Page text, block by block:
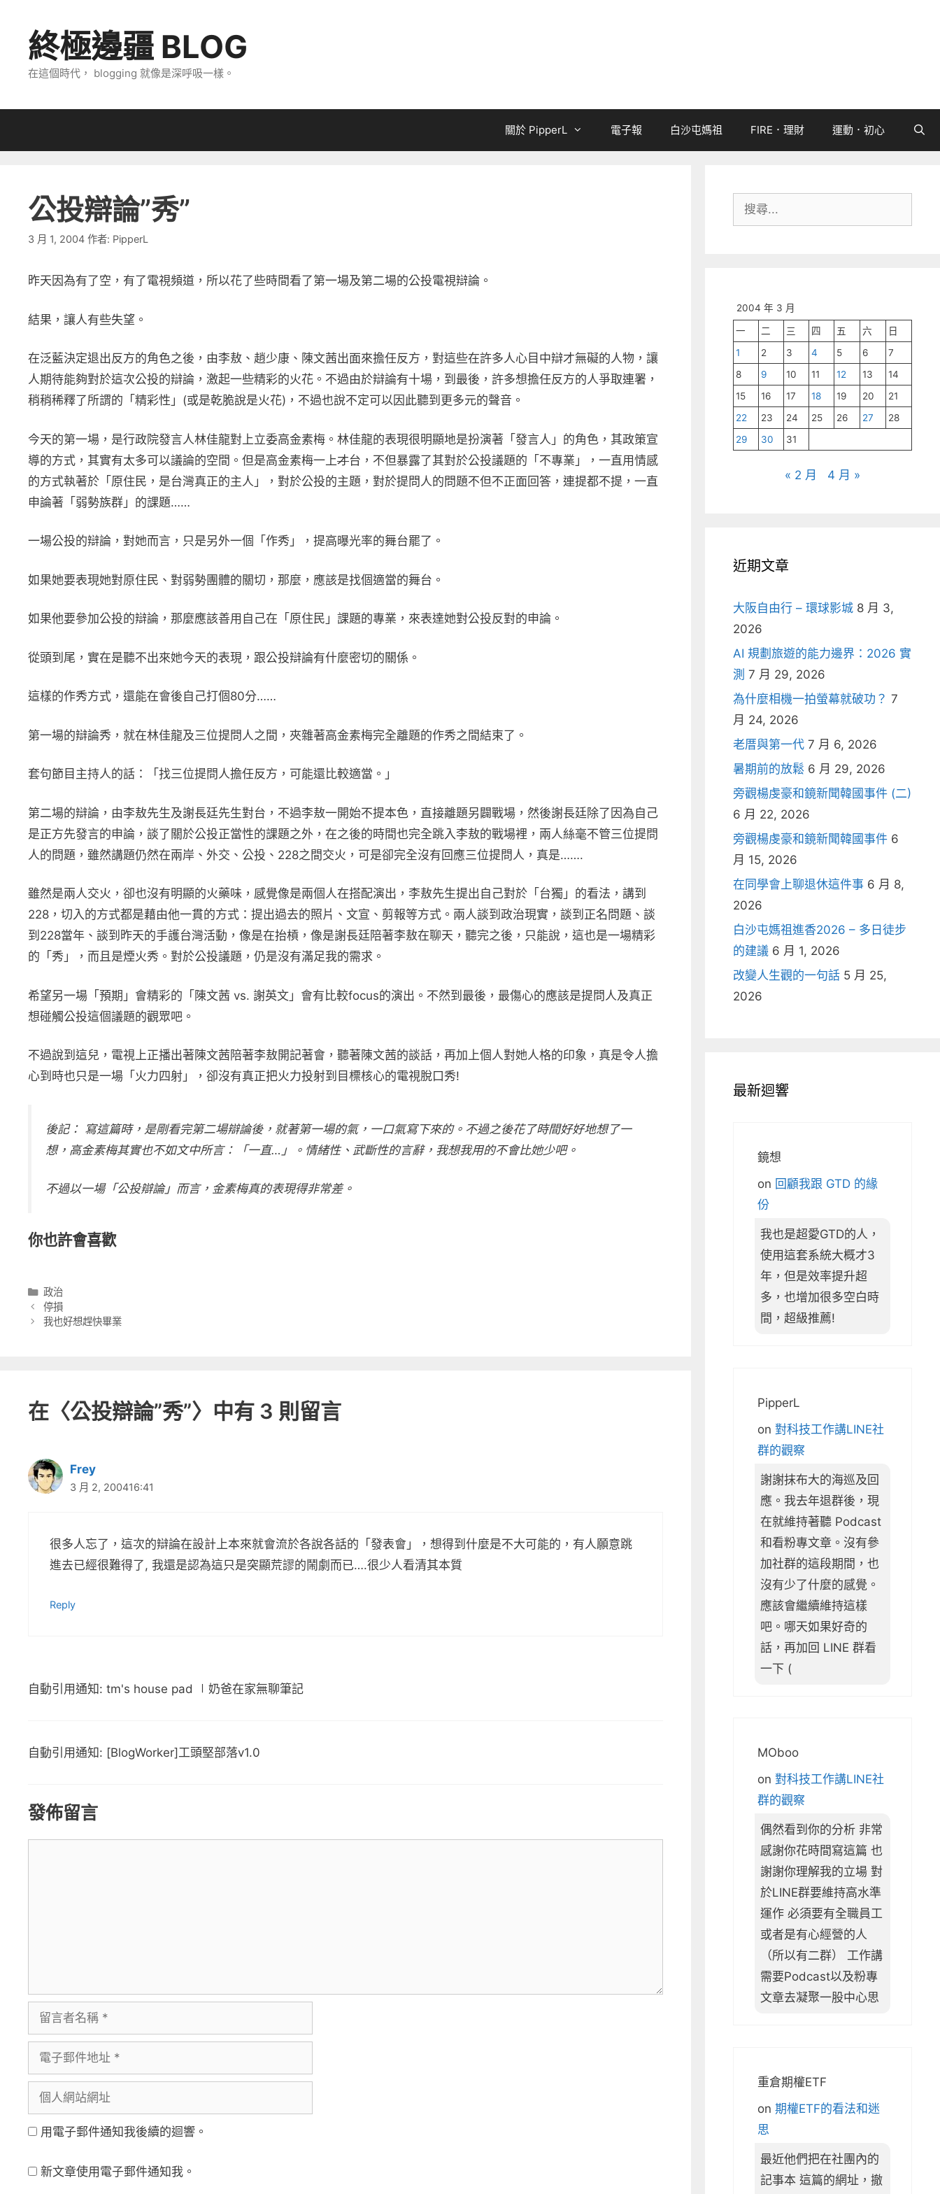
終極邊疆 BLOG
在這個時代， blogging 就像是深呼吸一樣。
關於 PipperL 電子報 白沙屯媽祖 FIRE．理財 運動．初心
公投辯論”秀”
3 月 1, 2004 作者: PipperL
昨天因為有了空，有了電視頻道，所以花了些時間看了第一場及第二場的公投電視辯論。
結果，讓人有些失望。
在泛藍決定退出反方的角色之後，由李敖、趙少康、陳文茜出面來擔任反方，對這些在許多人心目中辯才無礙的人物，讓
人期待能夠對於這次公投的辯論，激起一些精彩的火花。不過由於辯論有十場，到最後，許多想擔任反方的人爭取連署，
稍稍稀釋了所謂的「精彩性」(或是乾脆說是火花)，不過也說不定可以因此聽到更多元的聲音。
今天的第一場，是行政院發言人林佳龍對上立委高金素梅。林佳龍的表現很明顯地是扮演著「發言人」的角色，其政策宣
導的方式，其實有太多可以議論的空間。但是高金素梅一上才台，不但暴露了其對於公投議題的「不專業」，一直用情感
的方式執著於「原住民，是台灣真正的主人」，對於公投的主題，對於提問人的問題不但不正面回答，連提都不提，一直
申論著「弱勢族群」的課題……
一場公投的辯論，對她而言，只是另外一個「作秀」，提高曝光率的舞台罷了。
如果她要表現她對原住民、對弱勢團體的關切，那麼，應該是找個適當的舞台。
如果他要參加公投的辯論，那麼應該善用自己在「原住民」課題的專業，來表達她對公投反對的申論。
從頭到尾，實在是聽不出來她今天的表現，跟公投辯論有什麼密切的關係。
這樣的作秀方式，還能在會後自己打個80分……
第一場的辯論秀，就在林佳龍及三位提問人之間，夾雜著高金素梅完全離題的作秀之間結束了。
套句節目主持人的話：「找三位提問人擔任反方，可能還比較適當。」
第二場的辯論，由李敖先生及謝長廷先生對台，不過李敖一開始不提本色，直接離題另闢戰場，然後謝長廷除了因為自己
是正方先發言的申論，談了關於公投正當性的課題之外，在之後的時間也完全跳入李敖的戰場裡，兩人絲毫不管三位提問
人的問題，雖然講題仍然在兩岸、外交、公投、228之間交火，可是卻完全沒有回應三位提問人，真是…….
雖然是兩人交火，卻也沒有明顯的火藥味，感覺像是兩個人在搭配演出，李敖先生提出自己對於「台獨」的看法，講到
228，切入的方式都是藉由他一貫的方式：提出過去的照片、文宣、剪報等方式。兩人談到政治現實，談到正名問題、談
到228當年、談到昨天的手護台灣活動，像是在抬槓，像是謝長廷陪著李敖在聊天，聽完之後，只能說，這也是一場精彩
的「秀」，而且是煙火秀。對於公投議題，仍是沒有滿足我的需求。
希望另一場「預期」會精彩的「陳文茜 vs. 謝英文」會有比較focus的演出。不然到最後，最傷心的應該是提問人及真正
想碰觸公投這個議題的觀眾吧。
不過說到這兒，電視上正播出著陳文茜陪著李敖開記著會，聽著陳文茜的談話，再加上個人對她人格的印象，真是令人擔
心到時也只是一場「火力四射」，卻沒有真正把火力投射到目標核心的電視脫口秀!
後記： 寫這篇時，是剛看完第二場辯論後，就著第一場的氣，一口氣寫下來的。不過之後花了時間好好地想了一
想，高金素梅其實也不如文中所言：「一直…」。情緒性、武斷性的言辭，我想我用的不會比她少吧。
不過以一場「公投辯論」而言，金素梅真的表現得非常差。
你也許會喜歡
分
類
政治
停損
我也好想趕快畢業
在〈公投辯論”秀”〉中有 3 則留言
Frey
3 月 2, 200416:41
很多人忘了，這次的辯論在設計上本來就會流於各說各話的「發表會」，想得到什麼是不大可能的，有人願意跳
進去已經很難得了, 我還是認為這只是突顯荒謬的鬧劇而已….很少人看清其本質
Reply
自動引用通知: tm's house pad ∣奶爸在家無聊筆記
自動引用通知: [BlogWorker]工頭堅部落v1.0
發佈留言
言
名
子
件
地
人
網
網
用電子郵件通知我後續的迴響。
新文章使用電子郵件通知我。
尋:
2004 年 3 月
一 二 三 四 五 六
日
1
2 3 4 5 6
7
8
9 10 11 12 13
14
15
16 17 18 19 20
21
22
23 24 25 26 27
28
29
30 31
« 2 月 4 月 »
近期文章
大阪自由行 – 環球影城 8 月 3,
2026
AI 規劃旅遊的能力邊界：2026 實
測 7 月 29, 2026
為什麼相機一拍螢幕就破功？ 7
月 24, 2026
老厝與第一代 7 月 6, 2026
暑期前的放鬆 6 月 29, 2026
旁觀楊虔豪和鏡新聞韓國事件 (二)
6 月 22, 2026
旁觀楊虔豪和鏡新聞韓國事件 6
月 15, 2026
在同學會上聊退休這件事 6 月 8,
2026
白沙屯媽祖進香2026 – 多日徒步
的建議 6 月 1, 2026
改變人生觀的一句話 5 月 25,
2026
最新迴響
鏡想
on 回顧我跟 GTD 的緣
份
我也是超愛GTD的人，
使用這套系統大概才3
年，但是效率提升超
多，也增加很多空白時
間，超級推薦!
PipperL
on 對科技工作講LINE社
群的觀察
謝謝抹布大的海巡及回
應。我去年退群後，現
在就維持著聽 Podcast
和看粉專文章。沒有參
加社群的這段期間，也
沒有少了什麼的感覺。
應該會繼續維持這樣
吧。哪天如果好奇的
話，再加回 LINE 群看
一下 (
MOboo
on 對科技工作講LINE社
群的觀察
偶然看到你的分析 非常
感謝你花時間寫這篇 也
謝謝你理解我的立場 對
於LINE群要維持高水準
運作 必須要有全職員工
或者是有心經營的人
（所以有二群） 工作講
需要Podcast以及粉專
文章去凝聚一股中心思
重倉期權ETF
on 期權ETF的看法和迷
思
最近他們把在社團內的
記事本 這篇的網址，撤